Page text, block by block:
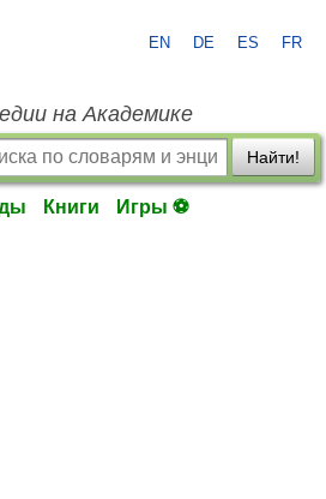
EN DE ES FR
на Академике
Найти!
Книги Игры ⚽